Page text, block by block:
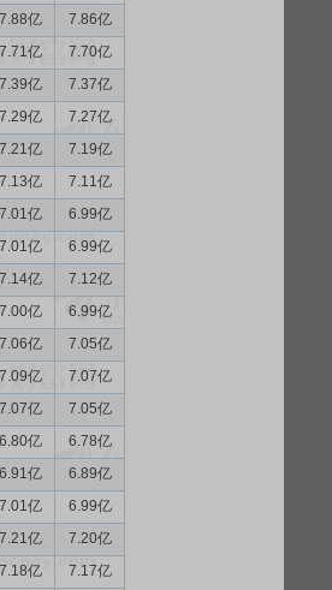
7.88亿
7.86亿
7.71亿
7.70亿
7.39亿
7.37亿
7.29亿
7.27亿
7.21亿
7.19亿
7.13亿
7.11亿
7.01亿
6.99亿
7.01亿
6.99亿
7.14亿
7.12亿
7.00亿
6.99亿
7.06亿
7.05亿
7.09亿
7.07亿
7.07亿
7.05亿
6.80亿
6.78亿
6.91亿
6.89亿
7.01亿
6.99亿
7.21亿
7.20亿
7.18亿
7.17亿